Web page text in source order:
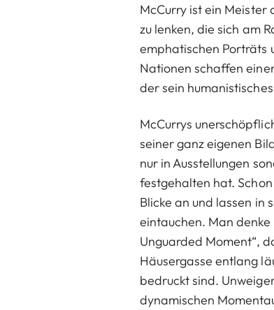
McCurry ist ein
zu lenken, die sich am
emphatischen Porträts
Nationen schaffen
der sein
McCurrys
seiner ganz eigenen
nur in Ausstellungen
festgehalten hat.
Blicke an und lassen in
eintauchen. Man denke
Unguarded Moment“,
Häusergasse entlang
bedruckt sind.
dynamischen